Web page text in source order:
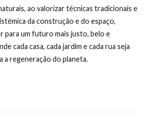
ao valorizar técnicas tradicionais e
da construção e do espaço,
para um futuro mais justo, belo e
cada casa, cada jardim e cada rua seja
a regeneração do planeta.